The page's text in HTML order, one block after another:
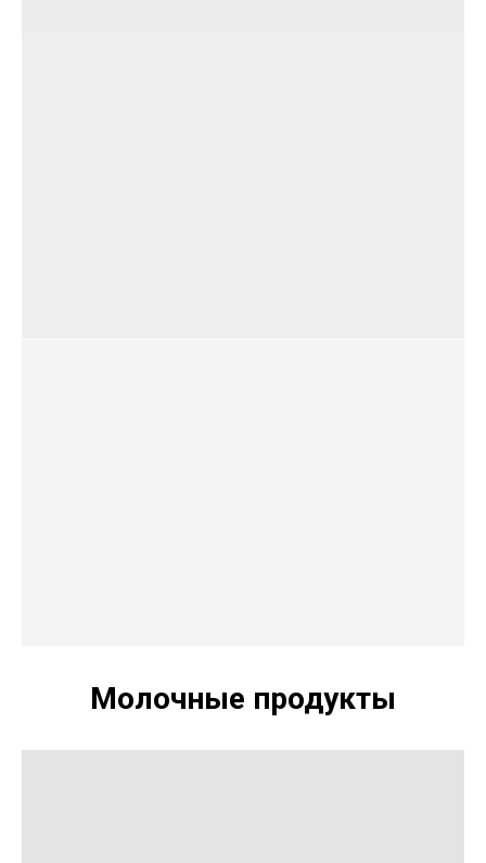
Молочные продукты